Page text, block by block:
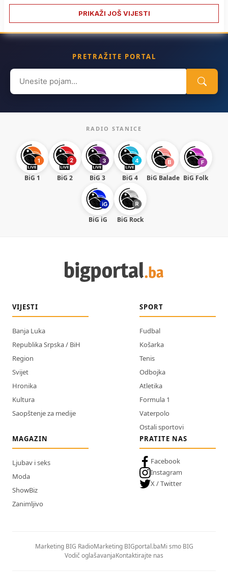
PRIKAŽI JOŠ VIJESTI
PRETRAŽITE PORTAL
Search
for:
RADIO STANICE
BiG 1 BiG 2 BiG 3 BiG 4 BiG Balade BiG Folk
BiG iG BiG Rock
VIJESTI
Banja Luka
Republika Srpska / BiH
Region
Svijet
Hronika
Kultura
Saopštenje za medije
SPORT
Fudbal
Košarka
Tenis
Odbojka
Atletika
Formula 1
Vaterpolo
Ostali sportovi
MAGAZIN
Ljubav i seks
Moda
ShowBiz
Zanimljivo
PRATITE NAS
Facebook
Instagram
X / Twitter
Marketing BIG RadioMarketing BIGportal.baMi smo BIG
Vodič oglašavanjaKontaktirajte nas